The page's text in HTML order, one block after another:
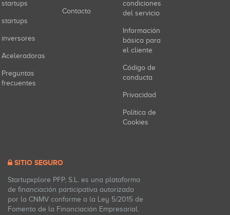
startups
startups
inversores
Aceleradoras
Preguntas
frecuentes
Contacto
condiciones
del servicio
Información
básica para
el cliente
Código de
conducta
Privacidad
Política de
Cookies
SITIO SEGURO
Startupxplore PFP, S.L. es una plataforma
de financiación participativa autorizada
por la CNMV conforme a la Ley 5/2015 de
Fomento de la Financiación Empresarial.